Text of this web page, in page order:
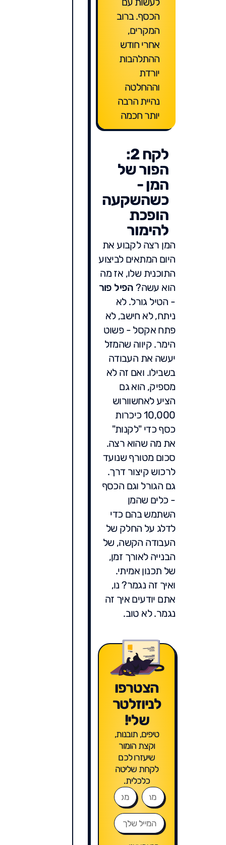
הכסף. ברוב
המקרים,
אחרי חודש
ההתלהבות
יורדת
וההחלטה
נהיית הרבה
יותר חכמה
לקח 2:
הפור של
המן -
כשהשקעה
הופכת
להימור
המן רצה לקבוע את
היום המתאים לביצוע
התוכנית שלו, אז מה
הוא עשה? הפיל פור
- הטיל גורל. לא
ניתח, לא חישב, לא
פתח אקסל - פשוט
הימר. קיווה שהמזל
יעשה את העבודה
בשבילו. ואם זה לא
מספיק, הוא גם
הציע לאחשוורוש
10,000 כיכרות
כסף כדי "לקנות"
את מה שהוא רצה.
סכום מטורף שנועד
לרכוש קיצור דרך.
גם הגורל וגם הכסף
- כלים שהמן
השתמש בהם כדי
לדלג על החלק של
העבודה הקשה, של
הבנייה לאורך זמן,
של תכנון אמיתי.
ואיך זה נגמר? נו,
אתם יודעים איך זה
נגמר. לא טוב.
הצטרפו
לניוזלטר
שלי!
טיפים, תובנות,
וקצת הומור
שיעזרו לכם
לקחת שליטה
כלכלית.